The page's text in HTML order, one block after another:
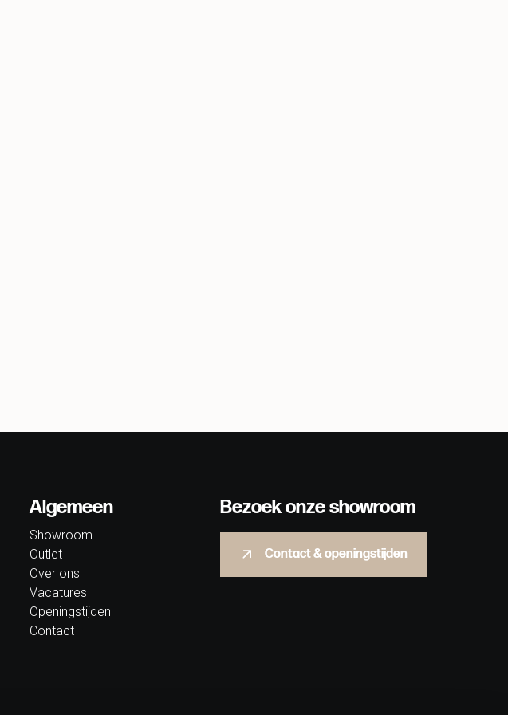
Algemeen
Showroom
Outlet
Over ons
Vacatures
Openingstijden
Contact
Bezoek onze showroom
Contact & openingstijden